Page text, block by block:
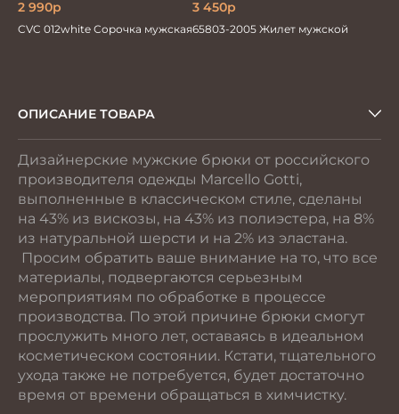
2 990р
CVC 012white Сорочка мужская
3 450р
65803-2005 Жилет мужской
ОПИСАНИЕ ТОВАРА
Дизайнерские мужские брюки от российского
производителя одежды Marcello Gotti,
выполненные в классическом стиле, сделаны
на 43% из вискозы, на 43% из полиэстера, на 8%
из натуральной шерсти и на 2% из эластана.
Просим обратить ваше внимание на то, что все
материалы, подвергаются серьезным
мероприятиям по обработке в процессе
производства. По этой причине брюки смогут
прослужить много лет, оставаясь в идеальном
косметическом состоянии. Кстати, тщательного
ухода также не потребуется, будет достаточно
время от времени обращаться в химчистку.